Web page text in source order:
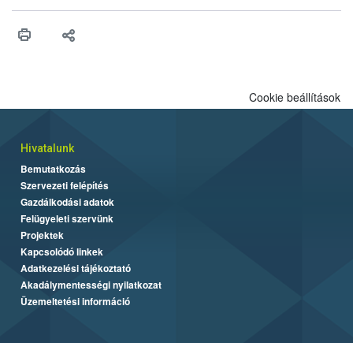
vonni az ebek viselkedésének megítélésében jártas szakértőt.
Cookie beállítások
Hivatalunk
Bemutatkozás
Szervezeti felépítés
Gazdálkodási adatok
Felügyeleti szervünk
Projektek
Kapcsolódó linkek
Adatkezelési tájékoztató
Akadálymentességi nyilatkozat
Üzemeltetési információ